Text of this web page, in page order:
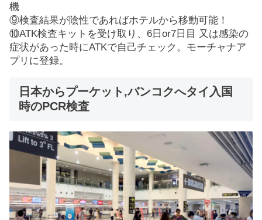
機
⑨検査結果が陰性であればホテルから移動可能！
⑩ATK検査キットを受け取り、6日or7日目 又は感染の
症状があった時にATKで自己チェック。モーチャナア
プリに登録。
日本からプーケット,バンコクへタイ入国
時のPCR検査